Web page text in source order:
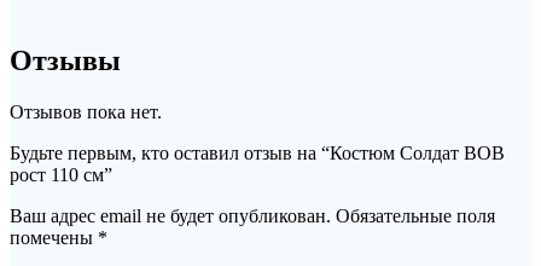
Отзывы
Отзывов пока нет.
Будьте первым, кто оставил отзыв на “Костюм Солдат ВОВ
рост 110 см”
Ваш адрес email не будет опубликован. Обязательные поля
помечены *